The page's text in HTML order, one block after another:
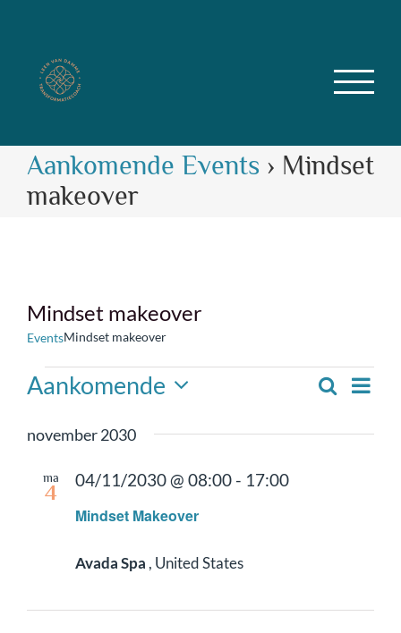
Aankomende Events › Mindset
makeover
Mindset makeover
EventsMindset makeover
Events
Events
Zoeken
Lijst
Aankomende
een
november 2030
ma
4
Mindset Makeover
04/11/2030 @ 08:00 - 17:00
Avada Spa , United States